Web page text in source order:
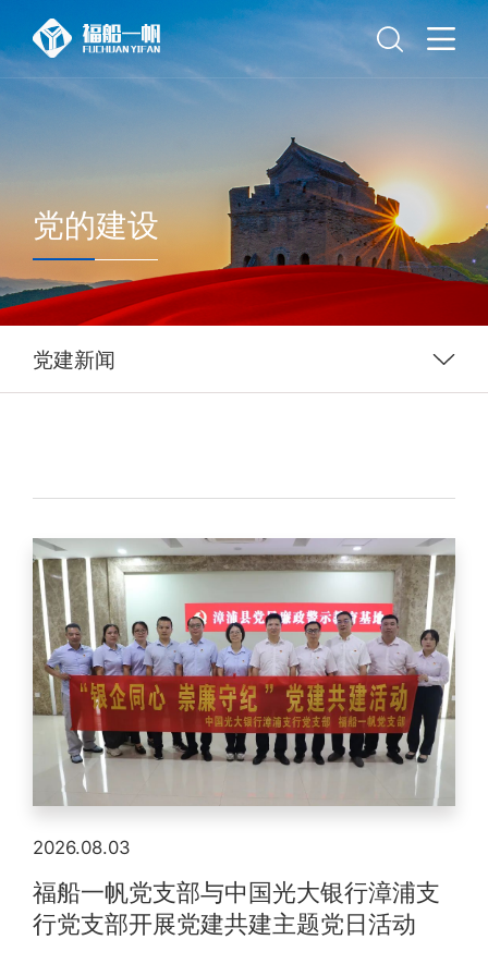
党的建设
党建新闻
2026.08.03
福船一帆党支部与中国光大银行漳浦支
行党支部开展党建共建主题党日活动